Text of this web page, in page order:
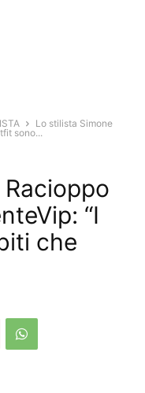
Lo stilista Simone
sono...
“I
che